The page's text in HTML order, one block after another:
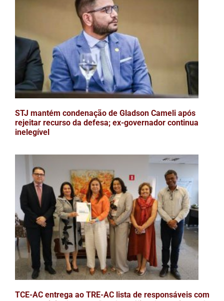
STJ mantém condenação de Gladson Cameli após
rejeitar recurso da defesa; ex-governador continua
inelegível
TCE-AC entrega ao TRE-AC lista de responsáveis com